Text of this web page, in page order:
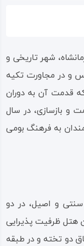
شهر تاریخی و
و در مجاورت تکیه
که قدمت آن به دوران
و بازسازی، در سال
به فرهنگ بومی
سنتی و اصیل، در دو
این هتل ظرفیت پذیرایی
دو تخته و در طبقه